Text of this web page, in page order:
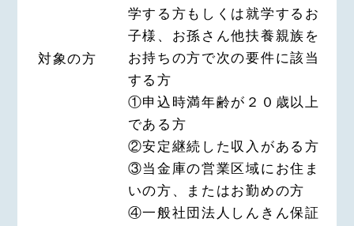
1.当金庫は、申込人が金銭消費貸借
契約、当座貸越契約（以下「本契
約」という）に必要な記載事項（本
申込 書で申込人が記載すべき事
項）の記入を希望しない場合および
本同意条項の内容の全部または 一
部に同意できない場合、本契約をお
断りすることがあります。ただし、
第1条第2項第10号および 第11号に
同意しない場合に限り、これを理由
に当金庫が本契約をお断りすること
たします。
（1）各種金融商品の口座開設等、
金融商品やｻｰﾋﾞｽの申込みの受付の
（2）本人確認法に基づくご本人さ
まの確認等や、金融商品やｻｰﾋﾞｽを
ご利用いただく資格等の確認のため
（3）預金取引や融資取引等におけ
る期日管理等、継続的なお取引にお
ける管理のため
（4）融資のお申込みや継続的なご
対象の方
学する方もしくは就学するお
子様、お孫さん他扶養親族を
お持ちの方で次の要件に該当
する方
①申込時満年齢が２０歳以上
である方
②安定継続した収入がある方
③当金庫の営業区域にお住ま
いの方、またはお勤めの方
④一般社団法人しんきん保証